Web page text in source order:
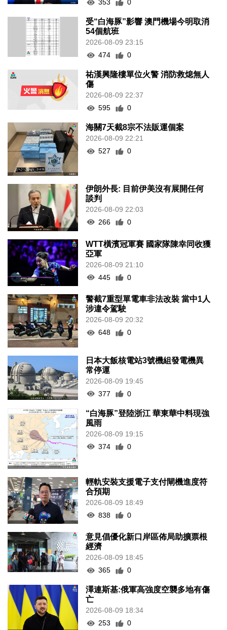
353 0
受“白海豚”影響 澳門機場今明取消
54個航班
2026-08-09 23:15
474
0
祐漢興隆樓單位火警 消防救熄無人
傷
2026-08-09 22:37
595
0
海關7天截8宗不法販運個案
2026-08-09 22:21
527
0
伊朗外長: 目前伊美沒有展開任何
談判
2026-08-09 22:03
266
0
WTT橫濱冠軍賽 國家隊陳幸同收獲
亞軍
2026-08-09 21:10
445
0
警截7重型單電車非法改裝 當中1人
涉違令駕駛
2026-08-09 20:32
648
0
日本大飯核電站3號機組發電機異
常停運
2026-08-09 19:45
377
0
“白海豚”登陸浙江 華東華中料現強
風雨
2026-08-09 19:15
374
0
輕軌安裝支援電子支付閘機進度符
合預期
2026-08-09 18:49
838
0
意見倡優化新口岸區佈局助擴票根
經濟
2026-08-09 18:45
365
0
澤連斯基:俄軍高強度空襲多地有傷
亡
2026-08-09 18:34
253
0